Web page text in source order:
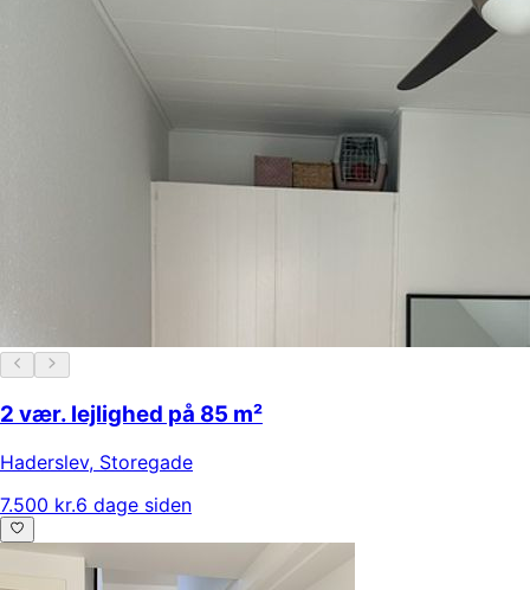
2 vær. lejlighed på 85 m²
Haderslev, Storegade
7.500 kr.6 dage siden